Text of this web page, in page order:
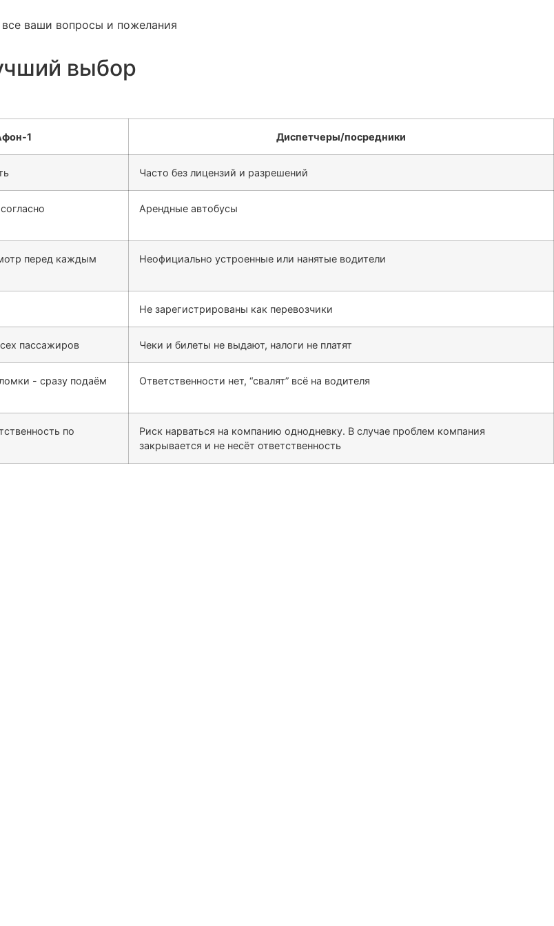
ваши вопросы и пожелания
выбор
Диспетчеры/посредники
Часто без лицензий и разрешений
Арендные автобусы
перед каждым
Неофициально устроенные или нанятые водители
Не зарегистрированы как перевозчики
пассажиров Чеки и билеты не выдают, налоги не платят
- сразу подаём
Ответственности нет, “свалят” всё на водителя
по
Риск нарваться на компанию однодневку. В случае проблем компания
закрывается и не несёт ответственность